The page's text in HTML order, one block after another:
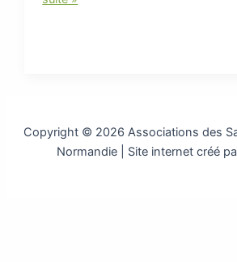
Copyright © 2026 Associations des
Normandie | Site internet créé